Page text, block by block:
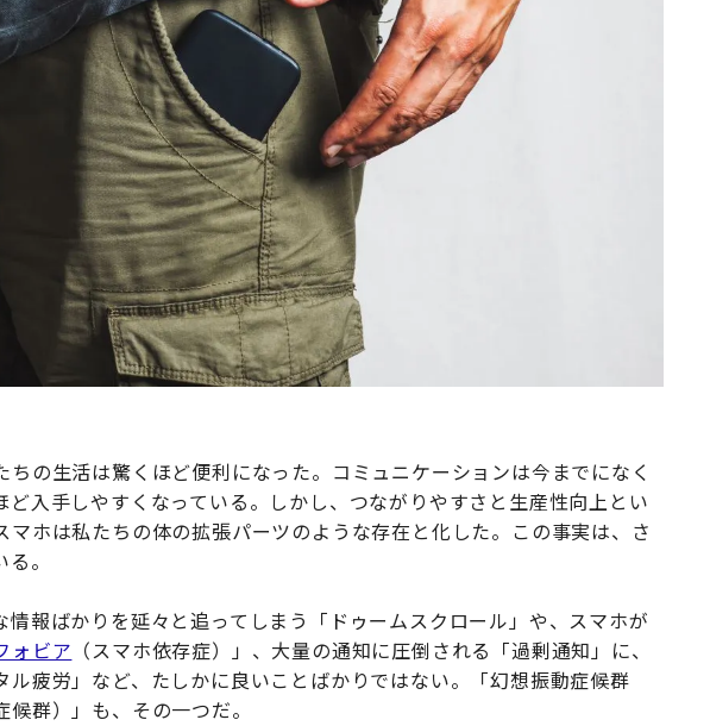
の生活は驚くほど便利になった。コミュニケーションは今までになく
入手しやすくなっている。しかし、つながりやすさと生産性向上とい
マホは私たちの体の拡張パーツのような存在と化した。この事実は、さ
。
情報ばかりを延々と追ってしまう「ドゥームスクロール」や、スマホが
ォビア （スマホ依存症）」、大量の通知に圧倒される「過剰通知」に、
ル疲労」など、たしかに良いことばかりではない。「幻想振動症候群
候群）」も、その一つだ。